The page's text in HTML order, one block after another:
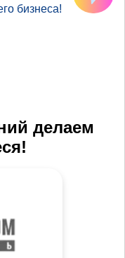
бизнеса!
делаем